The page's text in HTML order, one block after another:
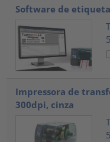
Software de
Impressora de
300dpi, cinza